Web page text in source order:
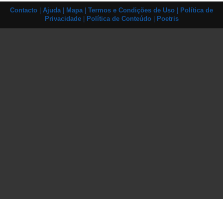
Contacto Ajuda| Mapa| Termos e Condições de Uso
Política de
Privacidade| Política de Conteúdo| Poetris